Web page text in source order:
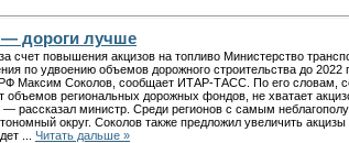
— дороги лучше
счет повышения акцизов на топливо Министерство
по удвоению объемов дорожного строительства до
Максим Соколов, сообщает ИТАР-ТАСС. По его словам,
объемов региональных дорожных фондов, не хватает
рассказал министр. Среди регионов с самым
округ. Соколов также предложил увеличить
Читать дальше »